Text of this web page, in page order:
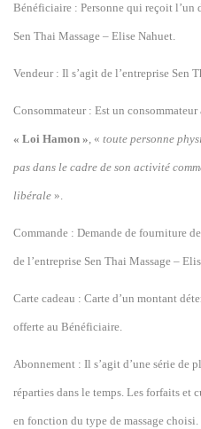
Bénéficiaire : Personne qui reçoit l’un
Sen Thai Massage – Elise Nahuet.
Vendeur : Il s’agit de l’entreprise Sen
Consommateur : Est un consommateur
« Loi Hamon », « toute personne
pas dans le cadre de son activité
libérale ».
Commande : Demande de fourniture
de l’entreprise Sen Thai Massage –
Carte cadeau : Carte d’un montant
offerte au Bénéficiaire.
Abonnement : Il s’agit d’une série de
réparties dans le temps. Les forfaits et
en fonction du type de massage choisi.